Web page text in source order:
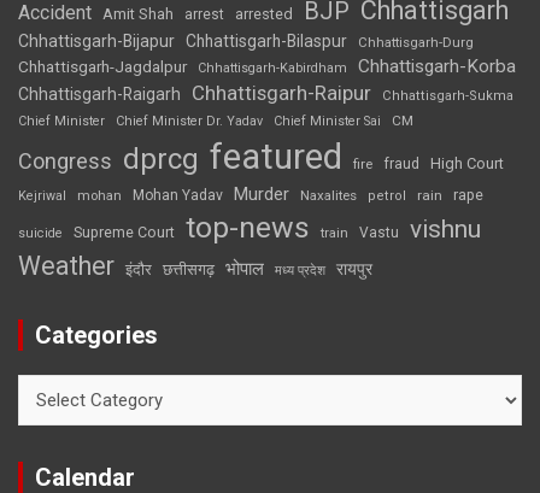
Accident Amit Shah arrest arrested BJP Chhattisgarh
Chhattisgarh-Bijapur Chhattisgarh-Bilaspur Chhattisgarh-Durg
Chhattisgarh-Jagdalpur Chhattisgarh-Kabirdham Chhattisgarh-Korba
Chhattisgarh-Raigarh Chhattisgarh-Raipur
Chhattisgarh-Sukma
Chief Minister
Chief Minister Dr. Yadav Chief Minister Sai CM
Congress dprcg featured fire fraud High Court
Kejriwal mohan Mohan Yadav Murder Naxalites petrol rain rape
suicide Supreme Court top-news train Vastu vishnu
Weather इंदौर छत्तीसगढ़ भोपाल मध्य प्रदेश रायपुर
Categories
Calendar